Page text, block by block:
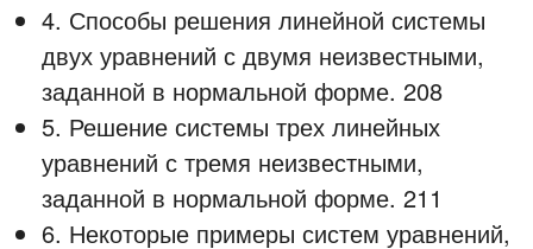
4. Способы решения линейной системы
двух уравнений с двумя неизвестными,
заданной в нормальной форме. 208
5. Решение системы трех линейных
уравнений с тремя неизвестными,
заданной в нормальной форме. 211
6. Некоторые примеры систем уравнений,